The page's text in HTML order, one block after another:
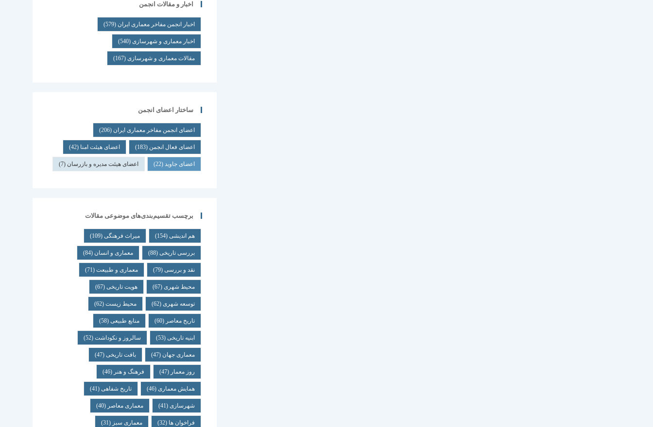
اخبار و مقالات انجمن
اخبار انجمن مفاخر معماری ایران (579)
اخبار معماری و شهرسازی(540)
مقالات معماری و شهرسازی(167)
ساختار اعضای انجمن
اعضای انجمن مفاخر معماری ایران (206)
اعضای فعال انجمن (183) اعضای هیئت امنا (42)
اعضای جاوید(22) اعضای هیئت مدیره و بازرسان (7)
برچسب تقسیم‌بندی‌های موضوعی مقالات
هم اندیشی(154) میراث فرهنگی(109)
بررسی تاریخی(88) معماری و انسان (84)
نقد و بررسی(79) معماری و طبیعت(71)
محیط شهری(67) هویت تاریخی(67)
توسعه شهری(62) محیط زیست(62)
تاریخ معاصر (60) منابع طبیعی(58)
ابنیه تاریخی(53) سالروز و نکوداشت(52)
معماری جهان (47) بافت تاریخی(47)
روز معمار (47) فرهنگ و هنر (46)
همایش معماری(46) تاریخ شفاهی(41)
شهرسازی(41) معماری معاصر (40)
فراخوان ها (32) معماری سبز (31)